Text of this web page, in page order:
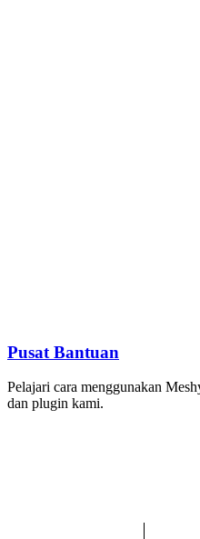
Pusat Bantuan
Pelajari cara menggunakan
dan plugin kami.